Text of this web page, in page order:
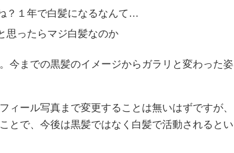
？１年で白髪になるなんて…
思ったらマジ白髪なのか
今までの黒髪のイメージからガラリと変わった姿
ィール写真まで変更することは無いはずですが、
とで、今後は黒髪ではなく白髪で活動されるとい